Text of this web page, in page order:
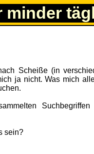
minder
Scheiße (in
ja nicht. Was mich
sein?